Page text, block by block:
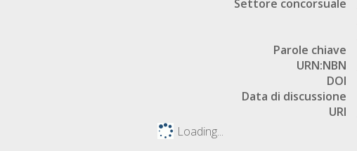
Settore concorsuale
Parole chiave
URN:NBN
DOI
Data di discussione
URI
Loading...